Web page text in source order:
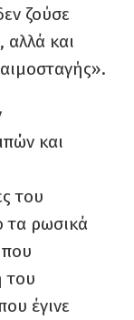
ζούσε
αλλά και
και
του
τα ρωσικά
του
έγινε